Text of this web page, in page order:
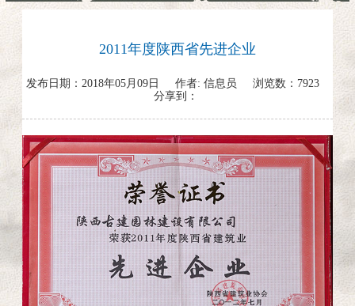
2011年度陕西省先进企业
发布日期： 2018年05月09日 作者: 信息员 浏览数： 7923
分享到：